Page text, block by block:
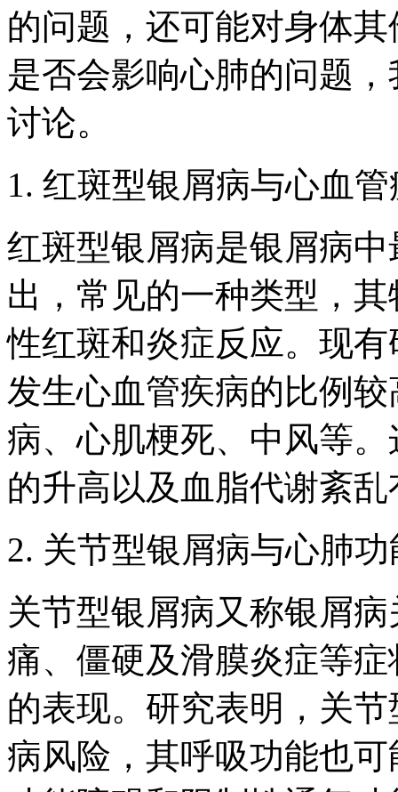
的问题，还可能对身体
是否会影响心肺的问题
讨论。
1. 红斑型银屑病与心血
红斑型银屑病是银屑病中
出，常见的一种类型，
性红斑和炎症反应。现
发生心血管疾病的比例
病、心肌梗死、中风等
的升高以及血脂代谢紊
2. 关节型银屑病与心肺
关节型银屑病又称银屑
痛、僵硬及滑膜炎症等
的表现。研究表明，关
病风险，其呼吸功能也